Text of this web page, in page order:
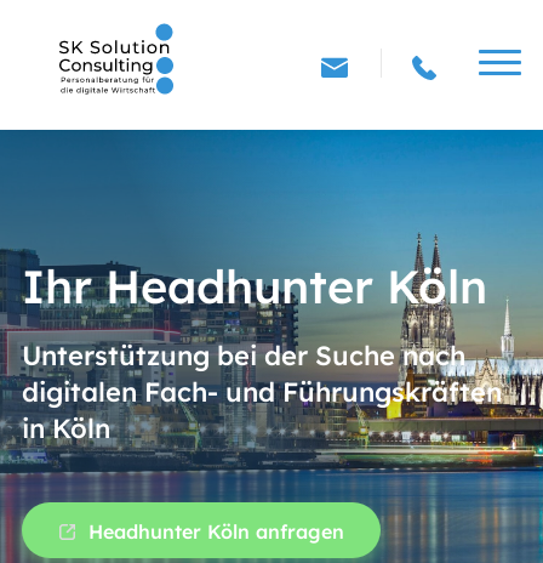
Ihr Headhunter Köln
Unterstützung bei der Suche nach
digitalen Fach- und Führungskräften
in Köln
Headhunter Köln anfragen